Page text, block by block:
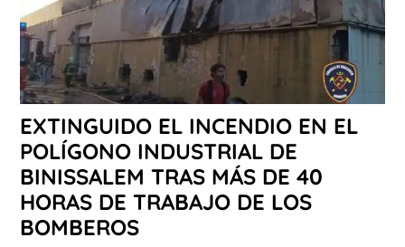
EXTINGUIDO EL INCENDIO EN EL
POLÍGONO INDUSTRIAL DE
BINISSALEM TRAS MÁS DE 40
HORAS DE TRABAJO DE LOS
BOMBEROS